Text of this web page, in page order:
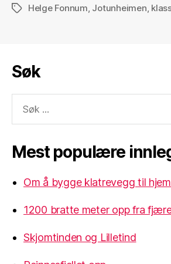
StikkordHelge Fonnum, Jotunheimen,
Søk
etter:
Mest populære
Om å bygge klatrevegg til
1200 bratte meter opp fra
Skjomtinden og Lilletind